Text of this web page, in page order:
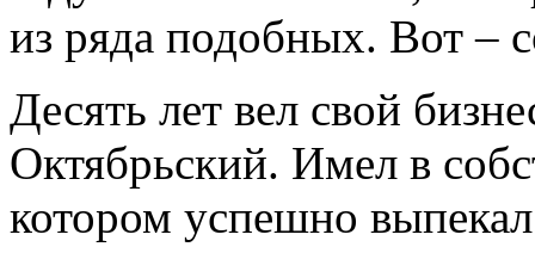
из ряда подобных. Вот –
Десять лет вел свой
Октябрьский. Имел в
котором успешно